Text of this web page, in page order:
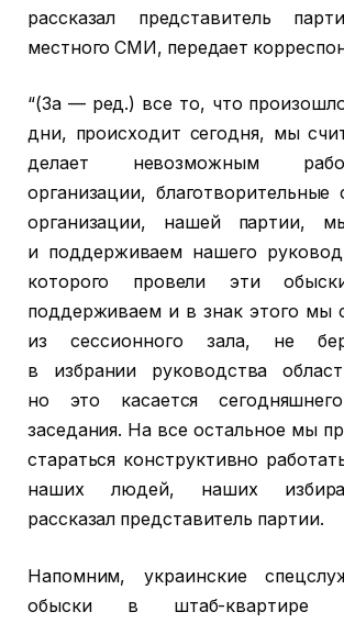
рассказал представитель
местного СМИ, передает
“(За — ред.) все то, что
дни, происходит сегодня, мы
делает невозможным
организации,
организации, нашей партии,
и поддерживаем нашего
которого провели эти
поддерживаем и в знак этого мы
из сессионного зала, не
в избрании руководства
но это касается
заседания. На все остальное мы
стараться конструктивно
наших людей, наших
рассказал представитель партии.
Напомним, украинские
обыски в штаб-квартире